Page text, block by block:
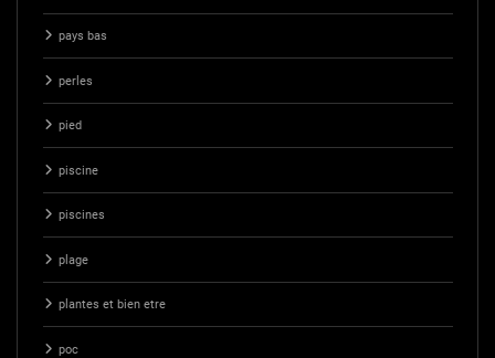
pays bas
perles
pied
piscine
piscines
plage
plantes et bien etre
poc